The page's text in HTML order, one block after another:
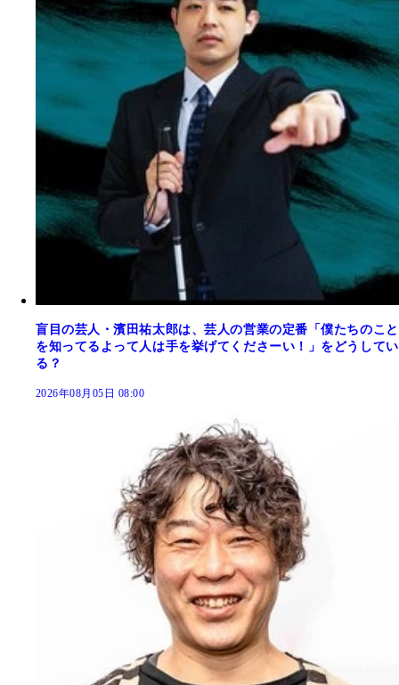
盲目の芸人・濱田祐太郎は、芸人の営業の定番「僕たちのこと
を知ってるよって人は手を挙げてくださーい！」をどうしてい
る？
2026年08月05日 08:00